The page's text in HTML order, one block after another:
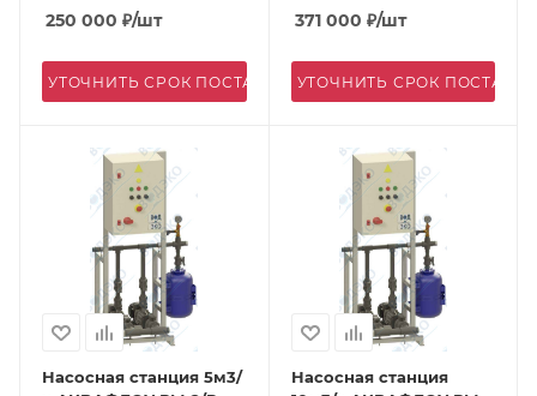
250 000 ₽/шт
УТОЧНИТЬ СРОК ПОСТАВКИ
371 000 ₽/шт
УТОЧНИТЬ СРОК
Насосная станция 5м3/
Насосная станция